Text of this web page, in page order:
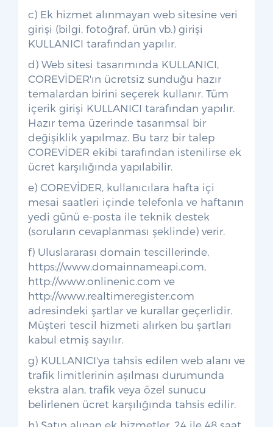
c) Ek hizmet alınmayan web sitesine veri
girişi (bilgi, fotoğraf, ürün vb.) girişi
KULLANICI tarafından yapılır.
d) Web sitesi tasarımında KULLANICI,
COREVİDER'ın ücretsiz sunduğu hazır
temalardan birini seçerek kullanır. Tüm
içerik girişi KULLANICI tarafından yapılır.
Hazır tema üzerinde tasarımsal bir
değişiklik yapılmaz. Bu tarz bir talep
COREVİDER ekibi tarafından istenilirse ek
ücret karşılığında yapılabilir.
e) COREVİDER, kullanıcılara hafta içi
mesai saatleri içinde telefonla ve haftanın
yedi günü e-posta ile teknik destek
(soruların cevaplanması şeklinde) verir.
f) Uluslararası domain tescillerinde,
https://www.domainnameapi.com,
http://www.onlinenic.com ve
http://www.realtimeregister.com
adresindeki şartlar ve kurallar geçerlidir.
Müşteri tescil hizmeti alırken bu şartları
kabul etmiş sayılır.
g) KULLANICI'ya tahsis edilen web alanı ve
trafik limitlerinin aşılması durumunda
ekstra alan, trafik veya özel sunucu
belirlenen ücret karşılığında tahsis edilir.
h) Satın alınan ek hizmetler, 24 ile 48 saat